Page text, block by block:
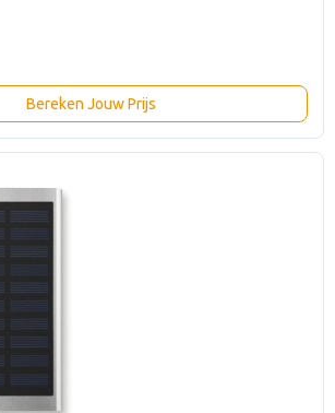
Bereken Jouw Prijs